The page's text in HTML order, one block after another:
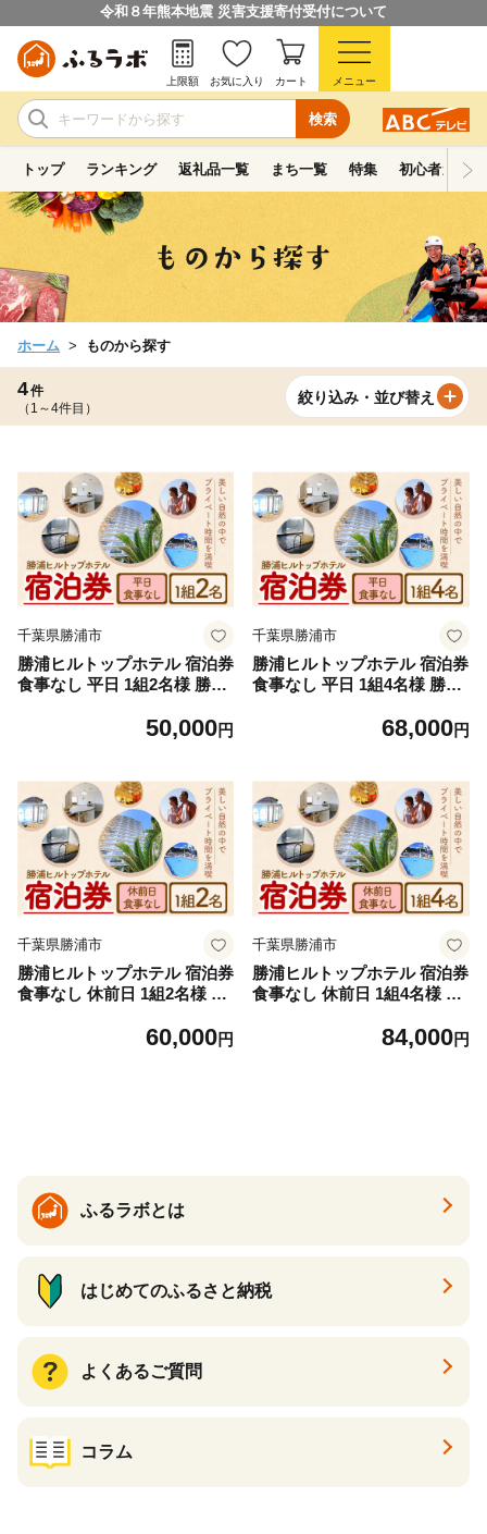
令和８年熊本地震 災害支援寄付受付について
検索
上限額 お気に入り カート メニュー
トップ ランキング 返礼品一覧 まち一覧 特集 初心者ガイド
ホーム ものから探す
4件
（1～4件目）
絞り込み・並び替え
千葉県勝浦市
勝浦ヒルトップホテル 宿泊券
食事なし 平日 1組2名様 勝浦
に出荷予定(土日祝除く)》千
不可地域：離島】
50,000円
千葉県勝浦市
勝浦ヒルトップホテル 宿泊券
食事なし 平日 1組4名様 勝浦
に出荷予定(土日祝除く)》千
不可地域：離島】
68,000円
千葉県勝浦市
勝浦ヒルトップホテル 宿泊券
食事なし 休前日 1組2名様 勝
内に出荷予定(土日祝除く)》
60,000円
千葉県勝浦市
勝浦ヒルトップホテル 宿泊券
食事なし 休前日 1組4名様 勝
内に出荷予定(土日祝除く)》
84,000円
ふるラボとは
はじめてのふるさと納税
よくあるご質問
コラム